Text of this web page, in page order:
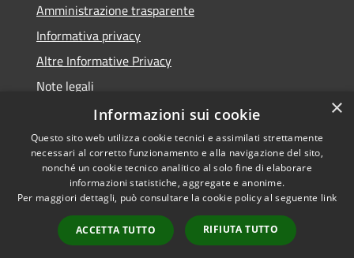
Amministrazione trasparente
Informativa privacy
Altre Informative Privacy
Note legali
Dichiarazione di accessibilità
RSS
Accessibilità
Copyright © 2026 • Comune di
Municipium•
Accesso
redazione
×
Informazioni sui cookie
Questo sito web utilizza cookie tecnici e assimilati strettamente
necessari al corretto funzionamento e alla navigazione del sito,
nonché un cookie tecnico analitico al solo fine di elaborare
informazioni statistiche, aggregate e anonime.
Per maggiori dettagli, può consultare la cookie policy al seguente link
ACCETTA TUTTO RIFIUTA TUTTO